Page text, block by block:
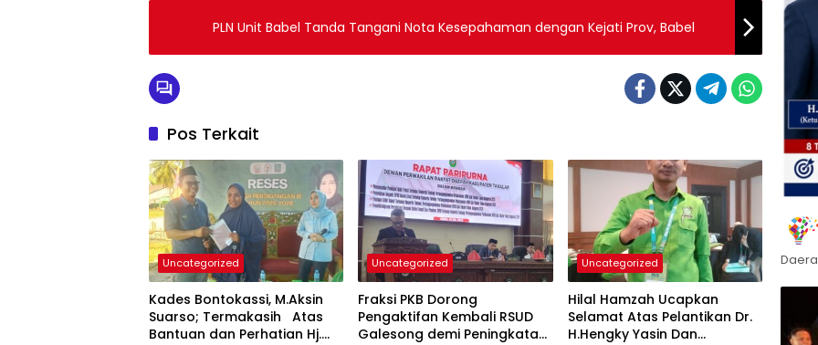
PLN Unit Babel Tanda Tangani Nota Kesepahaman dengan Kejati Prov, Babel
Pos Terkait
Uncategorized
Kades Bontokassi, M.Aksin
Suarso; Termakasih Atas
Bantuan dan Perhatian Hj.
Uncategorized
Fraksi PKB Dorong
Pengaktifan Kembali RSUD
Galesong demi Peningkatan
Uncategorized
Hilal Hamzah Ucapkan
Selamat Atas Pelantikan Dr.
H.Hengky Yasin Dan